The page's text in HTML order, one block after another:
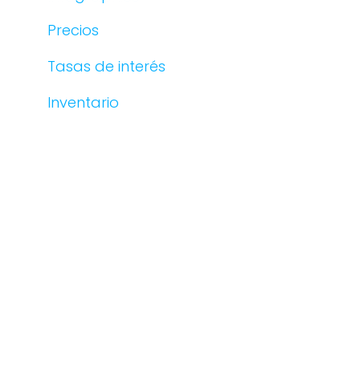
Precios
Tasas de interés
Inventario